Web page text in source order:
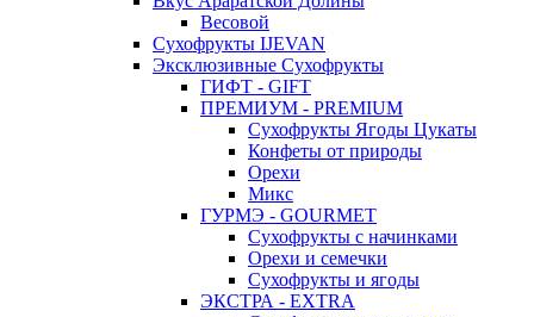
Весовой
Сухофрукты IJEVAN
Эксклюзивные Сухофрукты
ГИФТ - GIFT
ПРЕМИУМ - PREMIUM
Сухофрукты Ягоды Цукаты
Конфеты от природы
Орехи
Микс
ГУРМЭ - GOURMET
Сухофрукты с начинками
Орехи и семечки
Сухофрукты и ягоды
ЭКСТРА - EXTRA